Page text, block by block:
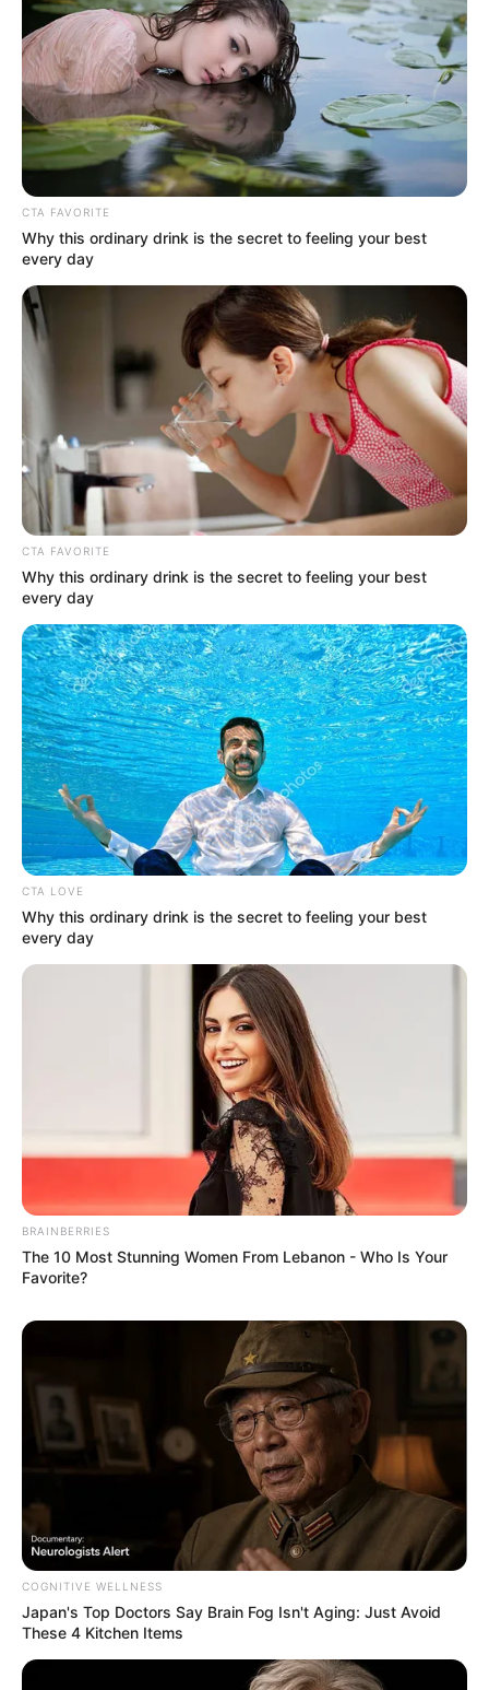
Ambyar! 10 Kalimat Baper
Pakai Bahasa Jawa Ini Bikin
Galau Abis
Fail! 10 Potret Makanan Gagal
Dimasak yang Bikin Kamu
Nggak Selera
10 Pose Manekin Anti
Mainstream yang Konyol
Banget
8 Kata Lucu Seputar Malam
Minggu ala Jomblo yang Bikin
Ngenes
10 Desain Kanopi Tempat
Tidur, Serasa Beristirahat di
Tampil Lebih Modern, 7 Potret
CTA FAVORITE
Why this ordinary drink is the secret to feeling your best
every day
CTA FAVORITE
Why this ordinary drink is the secret to feeling your best
every day
CTA LOVE
Why this ordinary drink is the secret to feeling your best
every day
BRAINBERRIES
The 10 Most Stunning Women From Lebanon - Who Is Your
Favorite?
COGNITIVE WELLNESS
Japan's Top Doctors Say Bra​in Fo​g Isn't Aging: Just Avoid
These 4 Kitchen Items